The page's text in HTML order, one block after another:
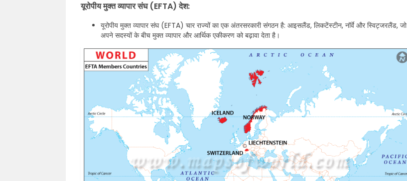
यूरोपीय मुक्त व्यापार संघ (EFTA) देश:
यूरोपीय मुक्त व्यापार संघ (EFTA) चार राज्यों का एक अंतरसरकारी संगठन है: आइसलैंड, लिकटेंस्टीन, नॉर्वे और स्विट्जरलैंड, जो
अपने सदस्यों के बीच मुक्त व्यापार और आर्थिक एकीकरण को बढ़ावा देता है।